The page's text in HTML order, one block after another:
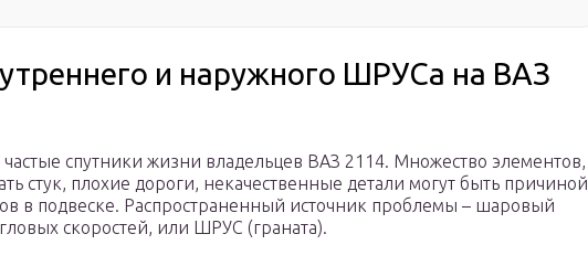
и наружного ШРУСа на ВАЗ
частые спутники жизни владельцев ВАЗ 2114. Множество элементов,
стук, плохие дороги, некачественные детали могут быть причиной
в подвеске. Распространенный источник проблемы – шаровый
скоростей, или ШРУС (граната).